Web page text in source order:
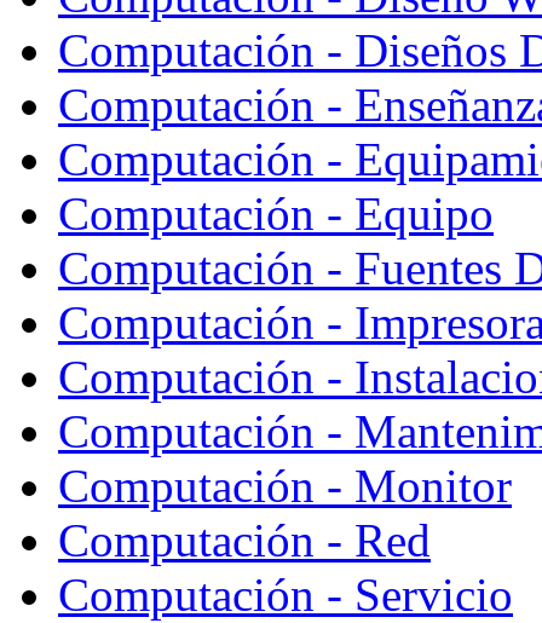
Computación - Diseños
Computación -
Computación -
Computación - Equipo
Computación - Fuentes
Computación -
Computación -
Computación -
Computación - Monitor
Computación - Red
Computación - Servicio